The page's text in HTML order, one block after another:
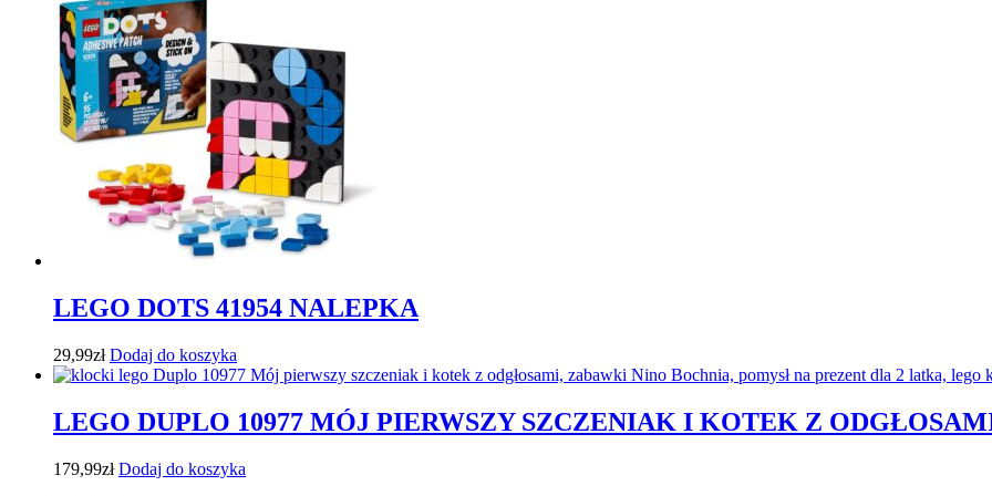
LEGO DOTS 41954 NALEPKA
29,99zł Dodaj do koszyka
LEGO DUPLO 10977 MÓJ PIERWSZY SZCZENIAK I KOTEK Z
179,99zł Dodaj do koszyka